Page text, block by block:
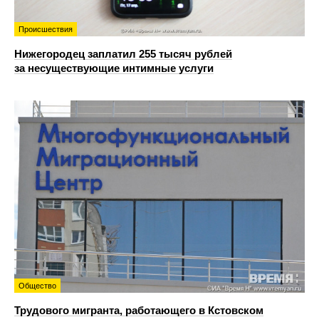
Происшествия
Нижегородец заплатил 255 тысяч рублей
за несуществующие интимные услуги
Общество
Трудового мигранта, работающего в Кстовском